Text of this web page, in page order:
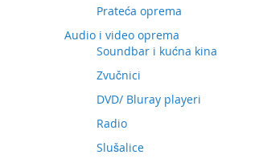
Prateća oprema
Audio i video oprema
Soundbar i kućna kina
Zvučnici
DVD/ Bluray playeri
Radio
Slušalice